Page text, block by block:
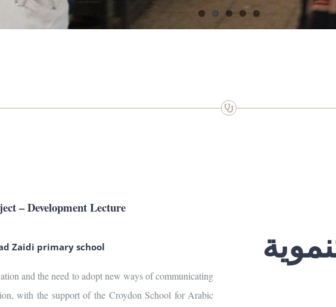
– Development Lecture
Zaidi primary school
and the need to adopt new ways of communicating
with the support of the Croydon School for Arabic